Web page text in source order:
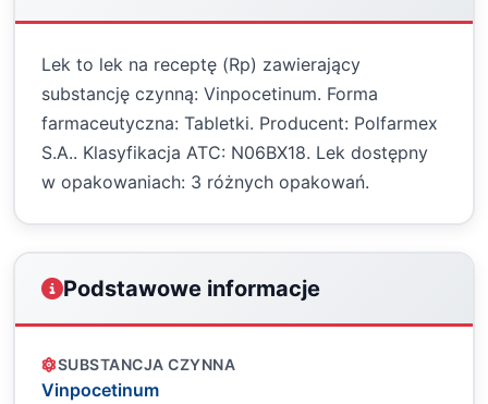
Lek to lek na receptę (Rp) zawierający
substancję czynną: Vinpocetinum. Forma
farmaceutyczna: Tabletki. Producent: Polfarmex
S.A.. Klasyfikacja ATC: N06BX18. Lek dostępny
w opakowaniach: 3 różnych opakowań.
Podstawowe informacje
SUBSTANCJA CZYNNA
Vinpocetinum